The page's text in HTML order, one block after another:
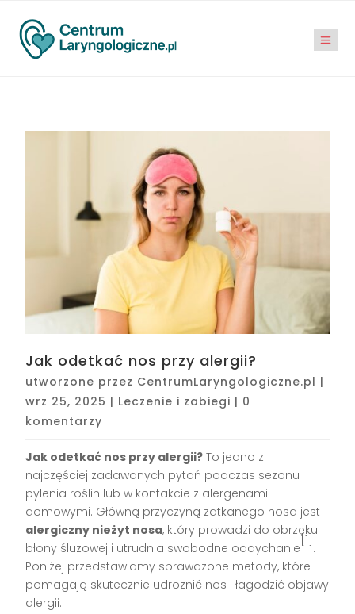
Jak odetkać nos przy alergii?
utworzone przez CentrumLaryngologiczne.pl |
wrz 25, 2025 | Leczenie i zabiegi | 0
komentarzy
Jak odetkać nos przy alergii? To jedno z
najczęściej zadawanych pytań podczas sezonu
pylenia roślin lub w kontakcie z alergenami
domowymi. Główną przyczyną zatkanego nosa jest
alergiczny nieżyt nosa, który prowadzi do obrzęku
błony śluzowej i utrudnia swobodne oddychanie
[1]
.
Poniżej przedstawiamy sprawdzone metody, które
pomagają skutecznie udrożnić nos i łagodzić objawy
alergii.